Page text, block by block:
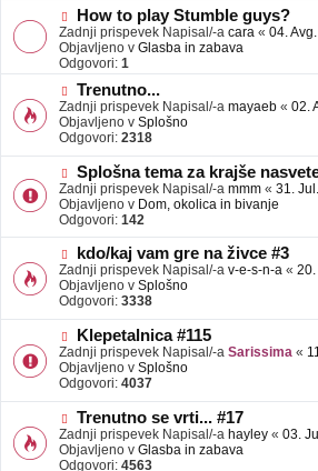
b
a
v
e
N
o
v
e
o
b
j
a
v
e
How to play Stumble guys?
Zadnji prispevek Napisal/-a cara « 04.
Objavljeno v Glasba in zabava
Odgovori: 1
N
o
v
e
o
b
a
v
e
Trenutno...
Zadnji prispevek Napisal/-a mayaeb « 02.
Objavljeno v Splošno
Odgovori: 2318
N
o
v
e
o
b
a
v
e
Splošna tema za krajše
Zadnji prispevek Napisal/-a mmm « 31.
Objavljeno v Dom, okolica in bivanje
Odgovori: 142
N
o
v
e
b
a
v
e
kdo/kaj vam gre na živce #3
Zadnji prispevek Napisal/-a v-e-s-n-a «
Objavljeno v Splošno
Odgovori: 3338
N
o
v
e
b
a
v
Klepetalnica #115
Zadnji prispevek Napisal/-a Sarissima «
Objavljeno v Splošno
Odgovori: 4037
N
o
v
e
Trenutno se vrti... #17
Zadnji prispevek Napisal/-a hayley « 03.
Objavljeno v Glasba in zabava
Odgovori: 4563